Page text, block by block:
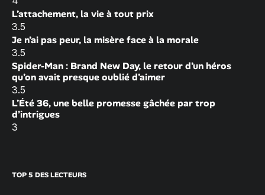
L’attachement, la vie à tout prix
3.5
Je n’ai pas peur, la misère face à la morale
3.5
Spider-Man : Brand New Day, le retour d’un héros
qu’on avait presque oublié d’aimer
3.5
L’Été 36, une belle promesse gâchée par trop
d’intrigues
3
TOP 5 DES LECTEURS